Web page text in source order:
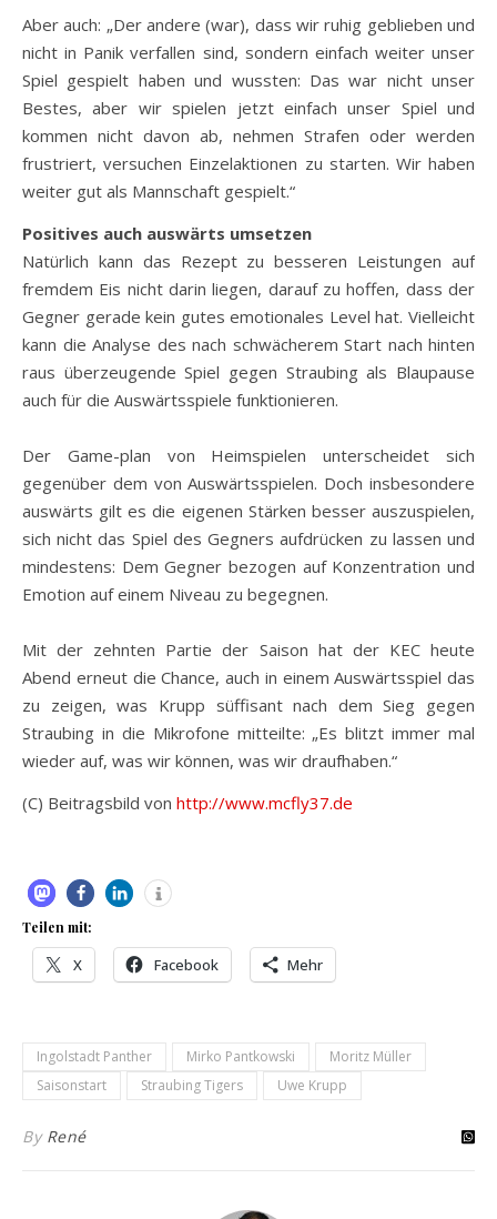
Aber auch: „Der andere (war), dass wir ruhig geblieben und
nicht in Panik verfallen sind, sondern einfach weiter unser
Spiel gespielt haben und wussten: Das war nicht unser
Bestes, aber wir spielen jetzt einfach unser Spiel und
kommen nicht davon ab, nehmen Strafen oder werden
frustriert, versuchen Einzelaktionen zu starten. Wir haben
weiter gut als Mannschaft gespielt.“
Positives auch auswärts umsetzen
Natürlich kann das Rezept zu besseren Leistungen auf
fremdem Eis nicht darin liegen, darauf zu hoffen, dass der
Gegner gerade kein gutes emotionales Level hat. Vielleicht
kann die Analyse des nach schwächerem Start nach hinten
raus überzeugende Spiel gegen Straubing als Blaupause
auch für die Auswärtsspiele funktionieren.
Der Game-plan von Heimspielen unterscheidet sich
gegenüber dem von Auswärtsspielen. Doch insbesondere
auswärts gilt es die eigenen Stärken besser auszuspielen,
sich nicht das Spiel des Gegners aufdrücken zu lassen und
mindestens: Dem Gegner bezogen auf Konzentration und
Emotion auf einem Niveau zu begegnen.
Mit der zehnten Partie der Saison hat der KEC heute
Abend erneut die Chance, auch in einem Auswärtsspiel das
zu zeigen, was Krupp süffisant nach dem Sieg gegen
Straubing in die Mikrofone mitteilte: „Es blitzt immer mal
wieder auf, was wir können, was wir draufhaben.“
(C) Beitragsbild von http://www.mcfly37.de
Teilen mit:
X Facebook Mehr
Ingolstadt Panther Mirko Pantkowski
Moritz Müller
Saisonstart
Straubing Tigers Uwe Krupp
By René